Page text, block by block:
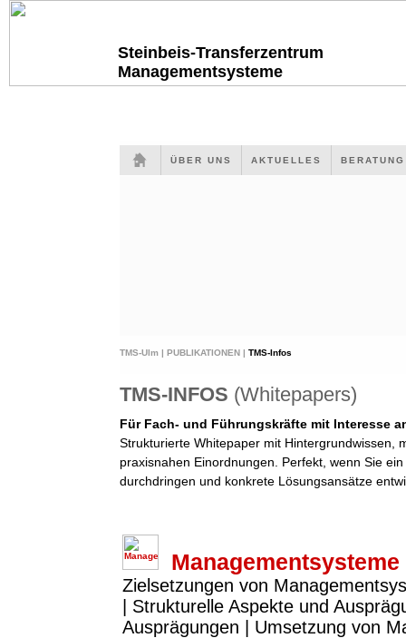
Steinbeis-Transferzentrum
Managementsysteme
ÜBER UNS AKTUELLES
TMS-Ulm | PUBLIKATIONEN | TMS-Infos
TMS-INFOS (Whitepapers)
Für Fach- und Führungskräfte mit Interesse
Strukturierte Whitepaper mit Hintergrundwissen,
praxisnahen Einordnungen. Perfekt, wenn Sie
durchdringen und konkrete Lösungsansätze
Managementsysteme
Zielsetzungen von
| Strukturelle Aspekte und
Ausprägungen | Umsetzung von